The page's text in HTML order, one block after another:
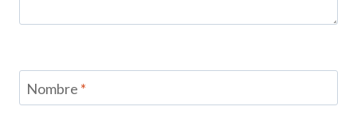
Nombre *